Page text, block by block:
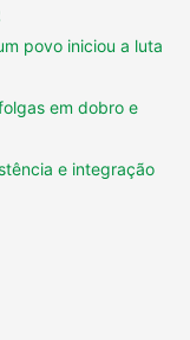
povo iniciou a luta
em dobro e
e integração